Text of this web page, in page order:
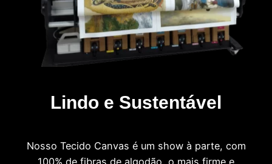
Lindo e Sustentável
Nosso Tecido Canvas é um show à parte, com